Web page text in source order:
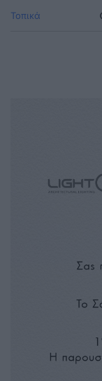
Τοπικά